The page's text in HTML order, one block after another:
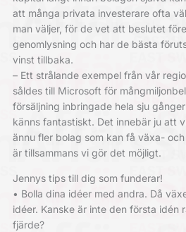
att många privata investerare ofta
man väljer, för de vet att beslutet
genomlysning och har de bästa
vinst tillbaka.
– Ett strålande exempel från vår
såldes till Microsoft för
försäljning inbringade hela sju
känns fantastiskt. Det innebär ju att
ännu fler bolag som kan få växa-
är tillsammans vi gör det möjligt.
Jennys tips till dig som funderar!
• Bolla dina idéer med andra. Då
idéer. Kanske är inte den första idén
fjärde?